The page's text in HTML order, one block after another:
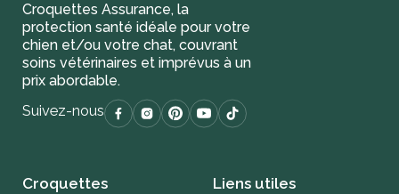
Croquettes Assurance, la
protection santé idéale pour votre
chien et/ou votre chat, couvrant
soins vétérinaires et imprévus à un
prix abordable.
Suivez-nous
Croquettes
Liens utiles